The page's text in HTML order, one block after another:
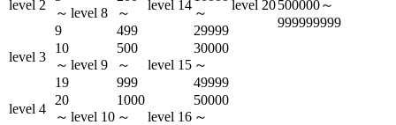
level 2
～
9
level 8
～
499
level 14
～
29999
level 20500000～
999999999
level 3
10
～
19
level 9
500
～
999
level 15
30000
～
49999
level 4
20
～ level 10
1000
～
level 16
50000
～